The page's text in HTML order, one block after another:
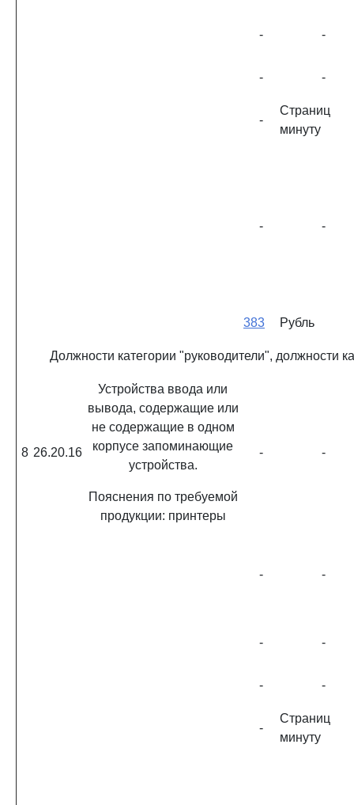
- -
- -
-
Страниц
минуту
- -
383 Рубль
Должности категории "руководители", должности
8 26.20.16
Устройства ввода или
вывода, содержащие или
не содержащие в одном
корпусе запоминающие
устройства.
Пояснения по требуемой
продукции: принтеры
- -
- -
- -
- -
-
Страниц
минуту